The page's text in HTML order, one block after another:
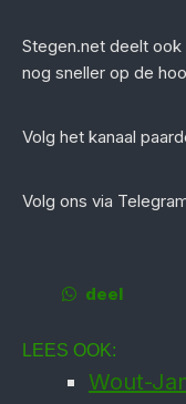
Stegen.net deelt
nog sneller op de
‎Volg het kanaal
Volg ons via
deel
LEES OOK:
Wout-